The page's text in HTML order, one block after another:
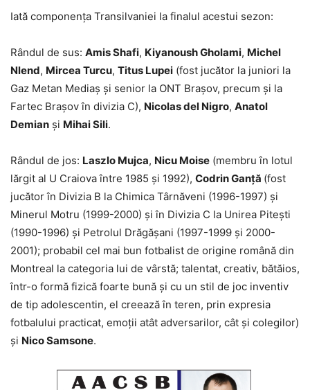
Iată componența Transilvaniei la finalul acestui sezon:
Rândul de sus: Amis Shafi, Kiyanoush Gholami, Michel
Nlend, Mircea Turcu, Titus Lupei (fost jucător la juniori la
Gaz Metan Mediaș și senior la ONT Brașov, precum și la
Fartec Brașov în divizia C), Nicolas del Nigro, Anatol
Demian și Mihai Sili.
Rândul de jos: Laszlo Mujca, Nicu Moise (membru în lotul
lărgit al U Craiova între 1985 și 1992), Codrin Ganță (fost
jucător în Divizia B la Chimica Târnăveni (1996-1997) și
Minerul Motru (1999-2000) și în Divizia C la Unirea Pitești
(1990-1996) și Petrolul Drăgășani (1997-1999 și 2000-
2001); probabil cel mai bun fotbalist de origine română din
Montreal la categoria lui de vârstă; talentat, creativ, bătăios,
într-o formă fizică foarte bună și cu un stil de joc inventiv
de tip adolescentin, el creează în teren, prin expresia
fotbalului practicat, emoții atât adversarilor, cât și colegilor)
și Nico Samsone.